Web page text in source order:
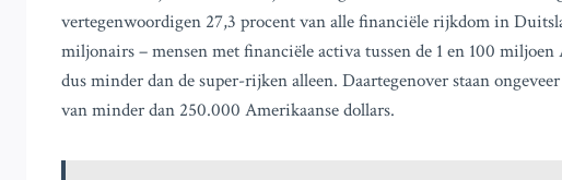
vertegenwoordigen 27,3 procent van alle financiële rijkdom in
miljonairs – mensen met financiële activa tussen de 1 en 100
dus minder dan de super-rijken alleen. Daartegenover staan
van minder dan 250.000 Amerikaanse dollars.